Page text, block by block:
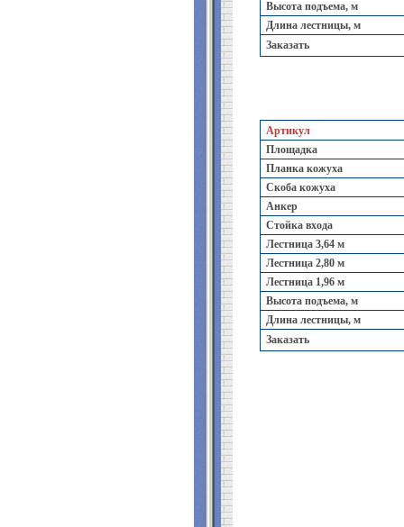
Высота подъема, м
Длина лестницы, м
Заказать
Артикул
Площадка
Планка кожуха
Скоба кожуха
Анкер
Стойка входа
Лестница 3,64 м
Лестница 2,80 м
Лестница 1,96 м
Высота подъема, м
Длина лестницы, м
Заказать